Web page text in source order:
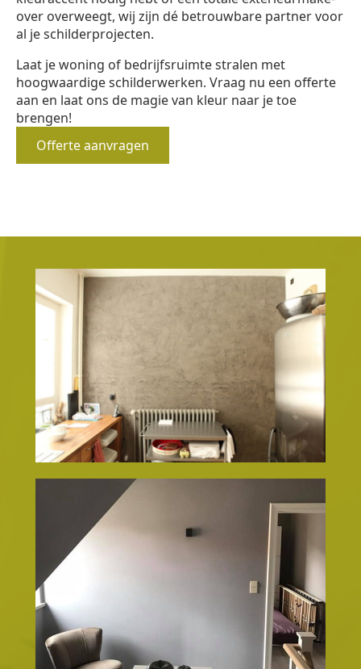
over overweegt, wij zijn dé betrouwbare partner voor
al je schilderprojecten.
Laat je woning of bedrijfsruimte stralen met
hoogwaardige schilderwerken. Vraag nu een offerte
aan en laat ons de magie van kleur naar je toe
brengen!
Offerte aanvragen